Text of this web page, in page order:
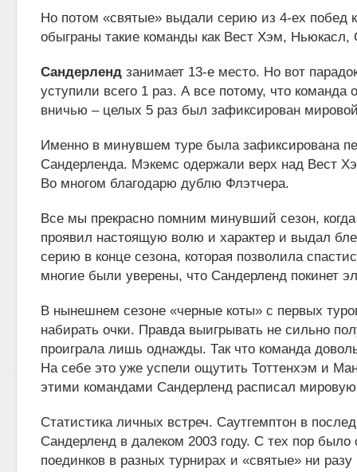
Но потом «святые» выдали серию из 4-ех побед
обыграны такие команды как Вест Хэм, Ньюкасл,
Сандерленд занимает 13-е место. Но вот
уступили всего 1 раз. А все потому, что команда
вничью – целых 5 раз был зафиксирован
Именно в минувшем туре была зафиксирована
Сандерленда. Мэкемс одержали верх над Вест
Во многом благодарю дублю Флэтчера.
Все мы прекрасно помним минувший сезон,
проявил настоящую волю и характер и выдал
серию в конце сезона, которая позволила
многие были уверены, что Сандерленд покинет
В нынешнем сезоне «черные коты» с первых
набирать очки. Правда выигрывать не сильно
проиграла лишь однажды. Так что команда
На себе это уже успели ощутить Тоттенхэм и
этими командами Сандерленд расписал
Статистика личных встреч. Саутгемптон в
Сандерленд в далеком 2003 году. С тех пор было
поединков в разных турнирах и «святые» ни